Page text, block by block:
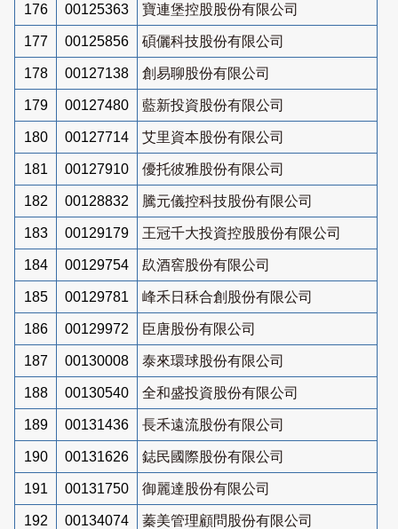
176 00125363 寶連堡控股股份有限公司
177 00125856 碩儷科技股份有限公司
178 00127138 創易聊股份有限公司
179 00127480 藍新投資股份有限公司
180 00127714 艾里資本股份有限公司
181 00127910 優托彼雅股份有限公司
182 00128832 騰元儀控科技股份有限公司
183 00129179 王冠千大投資控股股份有限公司
184 00129754 镹酒窖股份有限公司
185 00129781 峰禾日秝合創股份有限公司
186 00129972 臣唐股份有限公司
187 00130008 泰來環球股份有限公司
188 00130540 全和盛投資股份有限公司
189 00131436 長禾遠流股份有限公司
190 00131626 鋕民國際股份有限公司
191 00131750 御麗達股份有限公司
192 00134074 蓁美管理顧問股份有限公司